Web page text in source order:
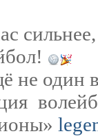
не один